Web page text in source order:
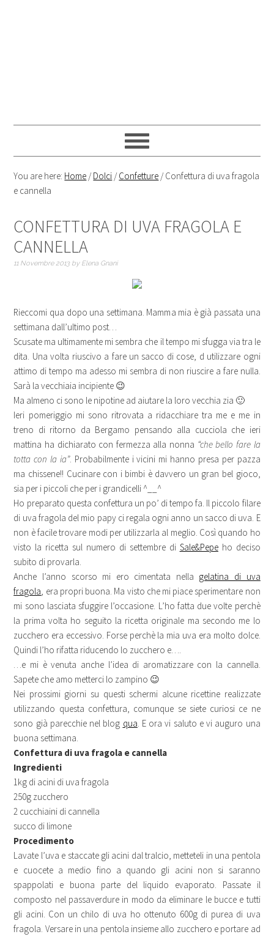
You are here: Home /Dolci /Confetture /Confettura di uva fragola
e cannella
CONFETTURA DI UVA FRAGOLA E
CANNELLA
11 Novembre 2013 by Elena Gnani
Rieccomi qua dopo una settimana. Mamma mia è già passata una
settimana dall’ultimo post…
Scusate ma ultimamente mi sembra che il tempo mi sfugga via tra le
dita. Una volta riuscivo a fare un sacco di cose, d utilizzare ogni
attimo di tempo ma adesso mi sembra di non riuscire a fare nulla.
Sarà la vecchiaia incipiente 😉
Ma almeno ci sono le nipotine ad aiutare la loro vecchia zia 🙂
Ieri pomeriggio mi sono ritrovata a ridacchiare tra me e me in
treno di ritorno da Bergamo pensando alla cucciola che ieri
mattina ha dichiarato con fermezza alla nonna “che bello fare la
totta con la ia”. Probabilmente i vicini mi hanno presa per pazza
ma chissene!! Cucinare con i bimbi è davvero un gran bel gioco,
sia per i piccoli che per i grandicelli ^__^
Ho preparato questa confettura un po’ di tempo fa. Il piccolo filare
di uva fragola del mio papy ci regala ogni anno un sacco di uva. E
non è facile trovare modi per utilizzarla al meglio. Così quando ho
visto la ricetta sul numero di settembre di Sale&Pepeho deciso
subito di provarla.
Anche l’anno scorso mi ero cimentata nella gelatina di uva
fragola, era propri buona. Ma visto che mi piace sperimentare non
mi sono lasciata sfuggire l’occasione. L’ho fatta due volte perchè
la prima volta ho seguito la ricetta originale ma secondo me lo
zucchero era eccessivo. Forse perchè la mia uva era molto dolce.
Quindi l’ho rifatta riducendo lo zucchero e….
…e mi è venuta anche l’idea di aromatizzare con la cannella.
Sapete che amo metterci lo zampino 😉
Nei prossimi giorni su questi schermi alcune ricettine realizzate
utilizzando questa confettura, comunque se siete curiosi ce ne
sono già parecchie nel blog qua. E ora vi saluto e vi auguro una
buona settimana.
Confettura di uva fragola e cannella
Ingredienti
1kg di acini di uva fragola
250g zucchero
2 cucchiaini di cannella
succo di limone
Procedimento
Lavate l’uva e staccate gli acini dal tralcio, metteteli in una pentola
e cuocete a medio fino a quando gli acini non si saranno
spappolati e buona parte del liquido evaporato. Passate il
composto nel passaverdure in modo da eliminare le bucce e tutti
gli acini. Con un chilo di uva ho ottenuto 600g di purea di uva
fragola. Versare in una pentola insieme allo zucchero e portare ad